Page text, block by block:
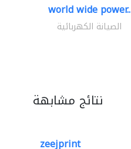
world wide power..
الصيانة الكهربائية
نتائج مشابهة
zeejprint